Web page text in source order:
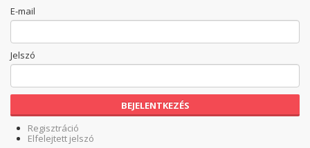
E-mail
Jelszó
BEJELENTKEZÉS
Regisztráció
Elfelejtett jelszó